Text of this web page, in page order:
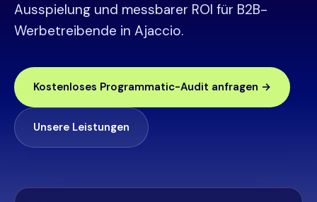
Ausspielung und messbarer ROI für B2B-
Werbetreibende in Ajaccio.
Kostenloses Programmatic-Audit anfragen →
Unsere Leistungen